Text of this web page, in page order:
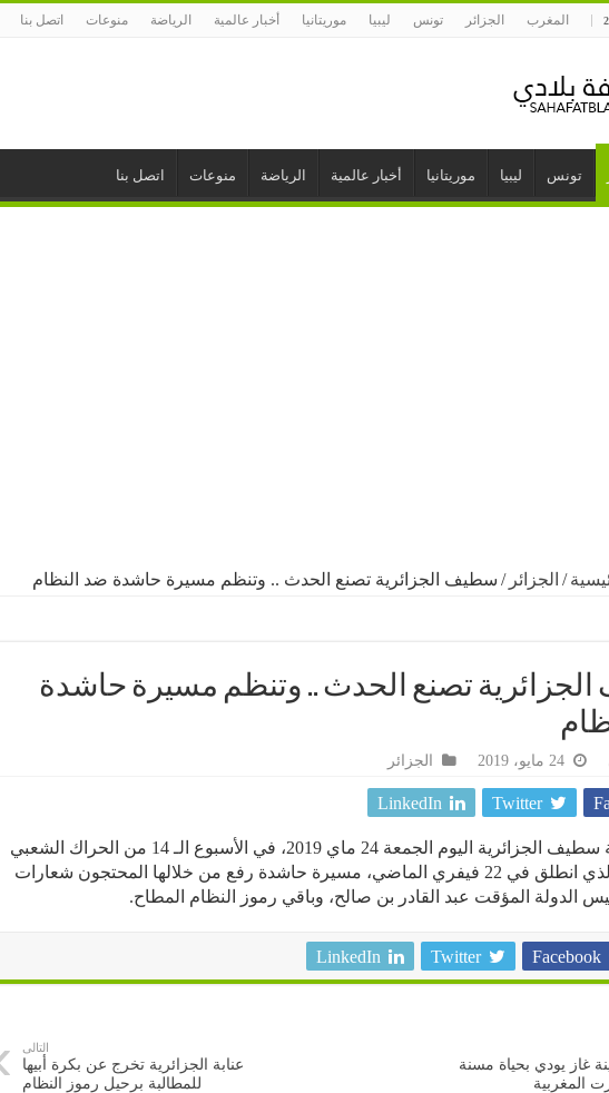
المغرب الجزائر تونس ليبيا موريتانيا أخبار عالمية الرياضة منوعات اتصل بنا
تونس ليبيا موريتانيا أخبار عالمية الرياضة منوعات اتصل بنا
/ الجزائر / سطيف الجزائرية تصنع الحدث .. وتنظم مسيرة حاشدة ضد النظام
تصنع الحدث .. وتنظم مسيرة حاشدة
24 مايو، 2019 الجزائر
Twitter
LinkedIn
شهدت ولاية سطيف الجزائرية اليوم الجمعة 24 ماي 2019، في الأسبوع الـ 14 من الحراك الشعبي
الجزائري، الذي انطلق في 22 فيفري الماضي، مسيرة حاشدة رفع من خلالها المحتجون شعارات
الدولة المؤقت عبد القادر بن صالح، وباقي رموز النظام المطاح.
Facebook
Twitter
LinkedIn
غاز يودي بحياة مسنة
المغربية
التالى
عنابة الجزائرية تخرج عن بكرة أبيها
للمطالبة برحيل رموز النظام